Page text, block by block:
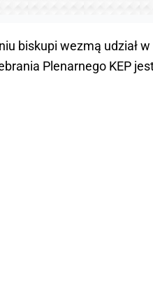
biskupi wezmą udział
Plenarnego KEP